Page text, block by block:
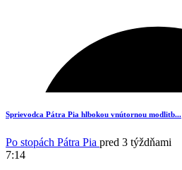
11
Sprievodca Pátra Pia hlbokou vnútornou modlitb...
Po stopách Pátra Pia pred 3 týždňami
7:14